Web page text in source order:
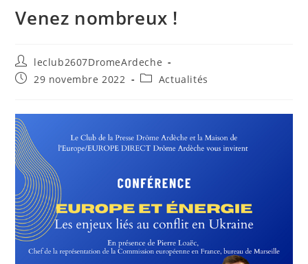
Venez nombreux !
leclub2607DromeArdeche
29 novembre 2022
Actualités